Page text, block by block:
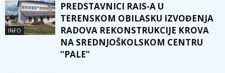
INFO
PREDSTAVNICI RAIS-A U
TERENSKOM OBILASKU IZVOĐENJA
RADOVA REKONSTRUKCIJE KROVA
NA SREDNJOŠKOLSKOM CENTRU
“PALE”